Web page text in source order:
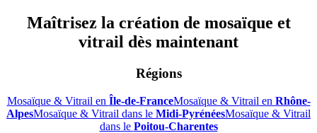
Maîtrisez la création de mosaïque et
vitrail dès maintenant
Régions
Mosaïque & Vitrail en Île-de-FranceMosaïque & Vitrail en Rhône-
AlpesMosaïque & Vitrail dans le Midi-PyrénéesMosaïque & Vitrail
dans le Poitou-Charentes